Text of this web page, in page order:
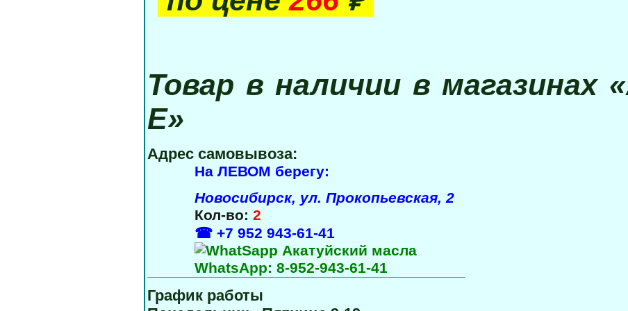
Товар в наличии в магазинах
Е»
Адрес самовывоза:
На ЛЕВОМ берегу:
Новосибирск, ул. Прокопьевская, 2
Кол-во:2
☎ +7 952 943‑61‑41
WhatsApp:8‑952‑943‑61‑41
График работы